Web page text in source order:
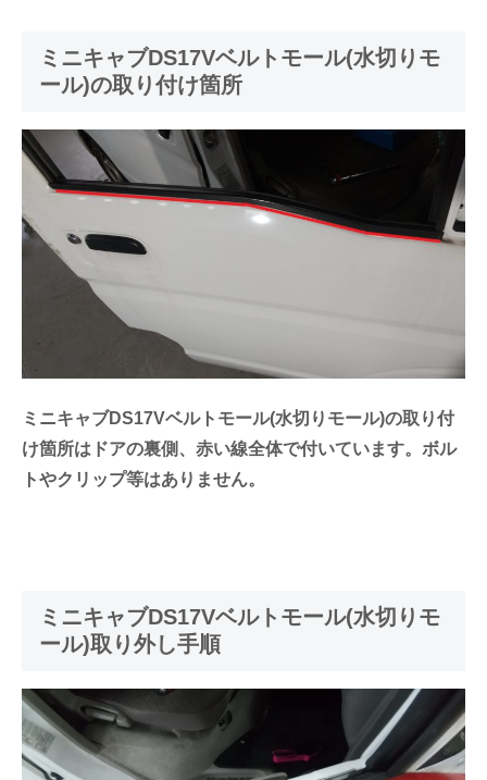
ミニキャブDS17Vベルトモール(水切りモ
ール)の取り付け箇所
ミニキャブDS17Vベルトモール(水切りモール)の取り付
け箇所はドアの裏側、赤い線全体で付いています。ボル
トやクリップ等はありません。
ミニキャブDS17Vベルトモール(水切りモ
ール)取り外し手順